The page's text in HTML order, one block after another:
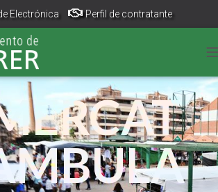
Electrónica Perfil de contratante